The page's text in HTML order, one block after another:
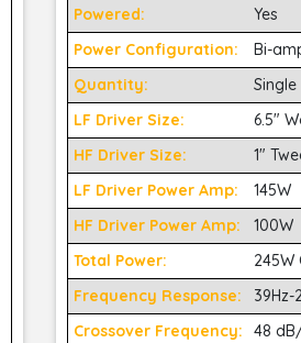
Powered:
Yes
Power Configuration:
Bi-
Quantity:
Single
LF Driver Size:
6.5"
HF Driver Size:
1"
LF Driver Power Amp:
145W
HF Driver Power Amp:
100W
Total Power:
245W
Frequency Response:
39Hz-
Crossover Frequency:
48